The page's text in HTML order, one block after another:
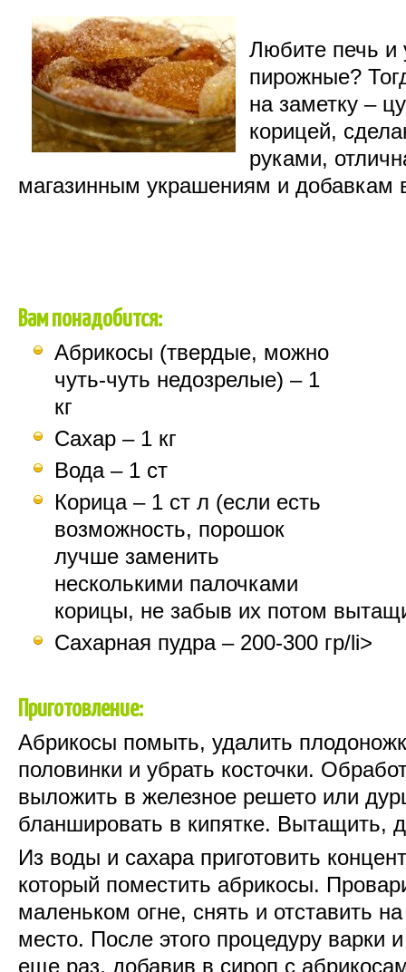
Любите печь и
пирожные?
на заметку –
корицей,
руками,
магазинным украшениям и добавкам
Вампонадобится:
Абрикосы (твердые, можно
чуть-чуть недозрелые) – 1
кг
Сахар – 1 кг
Вода– 1 ст
Корица– 1 ст л (если есть
возможность, порошок
лучше заменить
несколькими палочками
корицы, не забыв их потом
Сахарная пудра– 200-300 гр/li>
Приготовление:
Абрикосы помыть, удалить
половинки и убрать косточки.
выложить в железное решето или
бланшировать в кипятке. Вытащить,
Из воды и сахара приготовить
который поместить абрикосы.
маленьком огне, снять и отставить на
место. После этого процедуру варки
еще раз, добавив в сироп с